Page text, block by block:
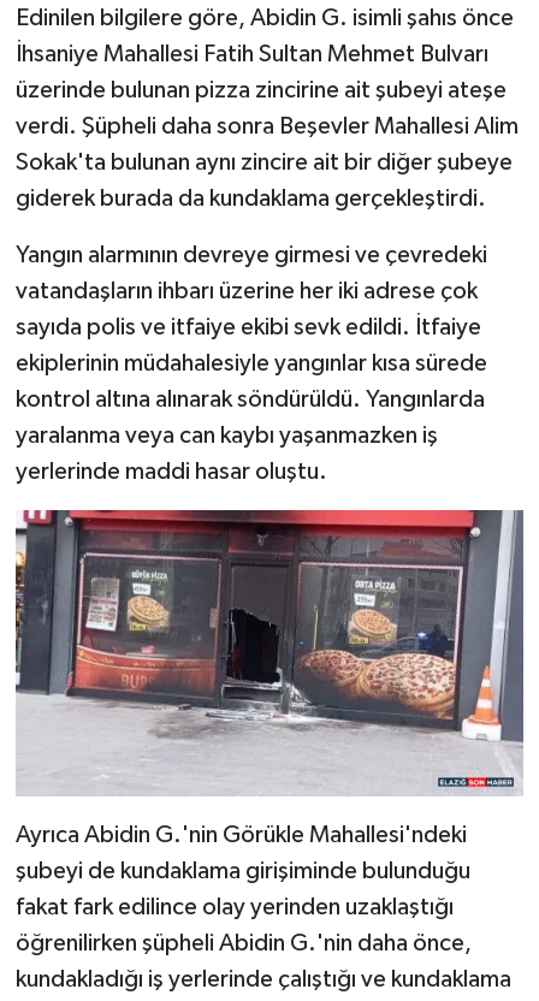
Edinilen bilgilere göre, Abidin G. isimli şahıs önce
İhsaniye Mahallesi Fatih Sultan Mehmet Bulvarı
üzerinde bulunan pizza zincirine ait şubeyi ateşe
verdi. Şüpheli daha sonra Beşevler Mahallesi Alim
Sokak'ta bulunan aynı zincire ait bir diğer şubeye
giderek burada da kundaklama gerçekleştirdi.
Yangın alarmının devreye girmesi ve çevredeki
vatandaşların ihbarı üzerine her iki adrese çok
sayıda polis ve itfaiye ekibi sevk edildi. İtfaiye
ekiplerinin müdahalesiyle yangınlar kısa sürede
kontrol altına alınarak söndürüldü. Yangınlarda
yaralanma veya can kaybı yaşanmazken iş
yerlerinde maddi hasar oluştu.
Ayrıca Abidin G.'nin Görükle Mahallesi'ndeki
şubeyi de kundaklama girişiminde bulunduğu
fakat fark edilince olay yerinden uzaklaştığı
öğrenilirken şüpheli Abidin G.'nin daha önce,
kundakladığı iş yerlerinde çalıştığı ve kundaklama
TEKNOLOJİ
YAŞAM